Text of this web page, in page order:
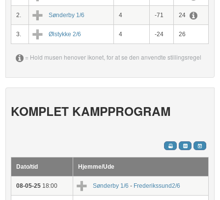
2. Sønderby 1/6 4 -71 24
3. Ølstykke 2/6 4 -24 26
= Hold musen henover ikonet, for at se den anvendte stillingsregel
KOMPLET KAMPPROGRAM
Dato/tid Hjemme/Ude
08-05-25 18:00 Sønderby 1/6- Frederikssund2/6